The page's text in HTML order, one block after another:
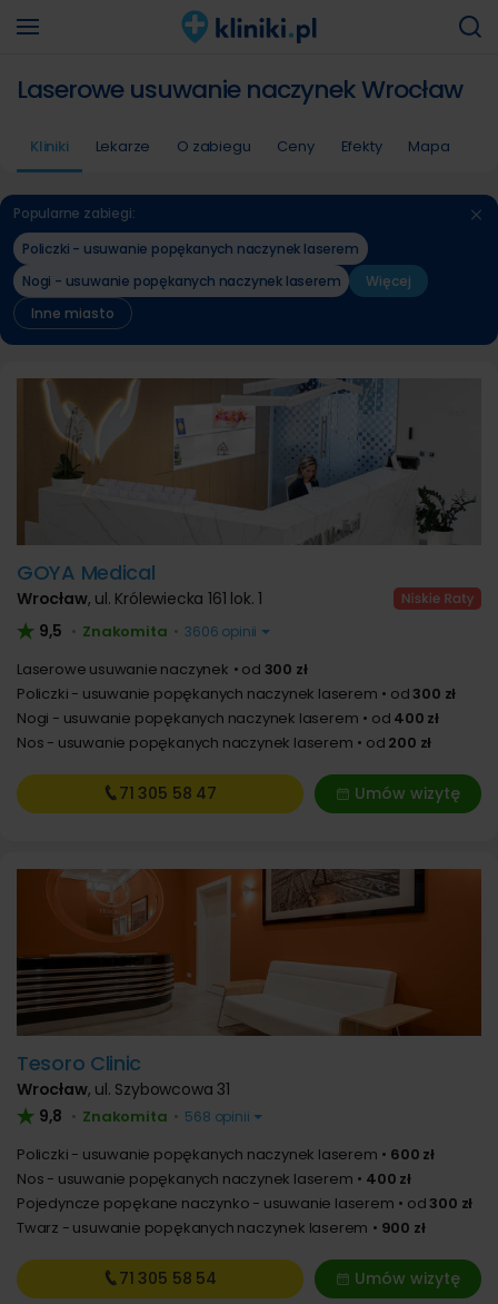
Laserowe usuwanie naczynek Wrocław
Kliniki Lekarze O zabiegu Ceny Efekty Mapa
Popularne zabiegi:
Policzki - usuwanie popękanych naczynek laserem
Nogi - usuwanie popękanych naczynek laserem
Więcej
Inne miasto
GOYA Medical
Wrocław, ul. Królewiecka 161 lok. 1
9,5 • Znakomita • 3606 opinii
Laserowe usuwanie naczynek od 300 zł
Policzki - usuwanie popękanych naczynek laserem
od 300 zł
Nogi - usuwanie popękanych naczynek laserem
od 400 zł
Nos - usuwanie popękanych naczynek laserem
od 200 zł
Umów wizytę
71 305 58 47
Tesoro Clinic
Wrocław, ul. Szybowcowa 31
9,8 • Znakomita • 568 opinii
Policzki - usuwanie popękanych naczynek laserem
600 zł
Nos - usuwanie popękanych naczynek laserem
400 zł
Pojedyncze popękane naczynko - usuwanie laserem
od 300 zł
Twarz - usuwanie popękanych naczynek laserem
900 zł
Umów wizytę
71 305 58 54